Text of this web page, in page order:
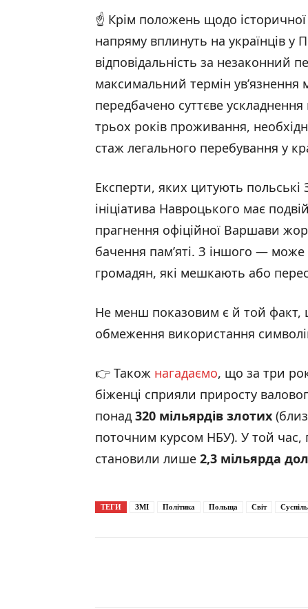
☝️ Крім положень щодо історичної
напряму вплинуть на українців у
відповідальність за незаконний
максимальний термін ув’язнення
передбачено суттєве
трьох років проживання,
стаж легального перебування у
Експерти, яких цитують
ініціатива Навроцького має
прагнення офіційної Варшави
бачення пам’яті. З іншого — може
громадян, які мешкають або
Не менш показовим є й той факт,
обмеження використання
👉 Також нагадаємо, що за три
біженці сприяли приросту
понад 320 мільярдів злотих
поточним курсом НБУ). У той час,
становили лише 2,3 мільярда
ТЕГИ ЗМІ Політика Польща Світ